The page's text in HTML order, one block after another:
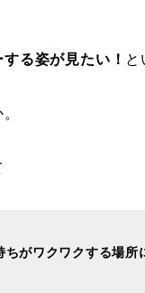
る姿が見たい！ と
がワクワクする場所